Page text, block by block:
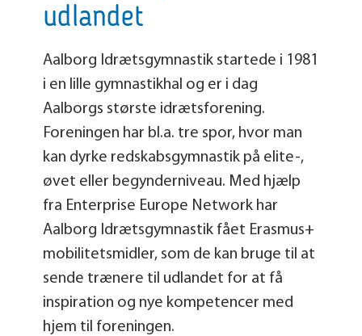
udlandet
Aalborg Idrætsgymnastik startede i 1981
i en lille gymnastikhal og er i dag
Aalborgs største idrætsforening.
Foreningen har bl.a. tre spor, hvor man
kan dyrke redskabsgymnastik på elite-,
øvet eller begynderniveau. Med hjælp
fra Enterprise Europe Network har
Aalborg Idrætsgymnastik fået Erasmus+
mobilitetsmidler, som de kan bruge til at
sende trænere til udlandet for at få
inspiration og nye kompetencer med
hjem til foreningen.